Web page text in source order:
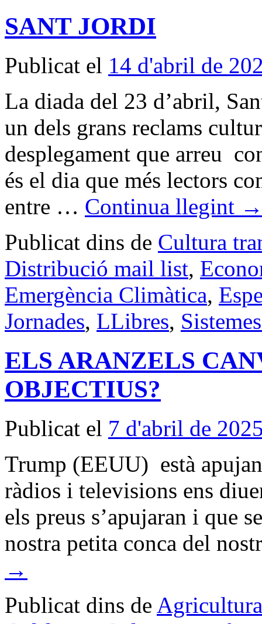
SANT JORDI
Publicat el 14 d'abril de
La diada del 23 d’abril,
un dels grans reclams
desplegament que arreu
és el dia que més lectors
entre … Continua llegint
Publicat dins de Cultura
Distribució mail list,
Emergència Climàtica,
Jornades, LLibres,
ELS ARANZELS
OBJECTIUS?
Publicat el 7 d'abril de
Trump (EEUU) està
ràdios i televisions ens
els preus s’apujaran i que
nostra petita conca del
→
Publicat dins de Agricultura